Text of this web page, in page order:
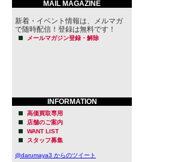
MAIL MAGAZINE
新着・イベント情報は、メルマガ
で随時配信！登録は無料です！
メールマガジン登録・解除
INFORMATION
高価買取専用
店舗のご案内
WANT LIST
スタッフ募集
@darumaya3 からのツイート